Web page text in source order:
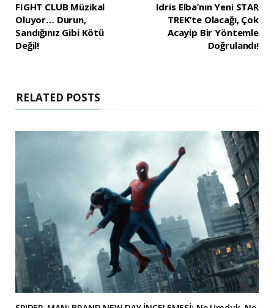
FIGHT CLUB Müzikal
Oluyor… Durun,
Sandığınız Gibi Kötü
Değil!
Idris Elba’nın Yeni STAR
TREK’te Olacağı, Çok
Acayip Bir Yöntemle
Doğrulandı!
RELATED POSTS